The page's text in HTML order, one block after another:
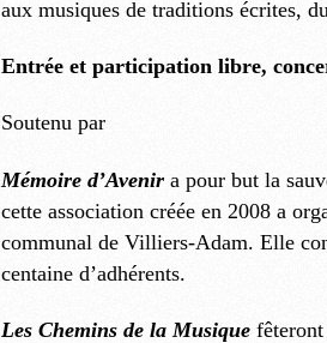
aux musiques de traditions écrites,
Entrée et participation libre,
Soutenu par
Mémoire d’Avenir a pour but la
cette association créée en 2008 a
communal de Villiers-Adam. Elle
centaine d’adhérents.
Les Chemins de la Musique